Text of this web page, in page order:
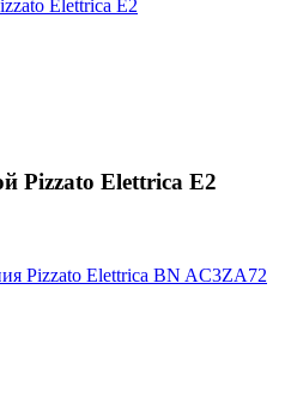
Pizzato Elettrica E2